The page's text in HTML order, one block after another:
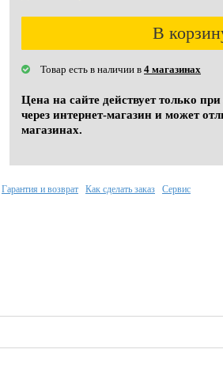
В
Товар есть в наличии в 4 магазинах
Цена на сайте действует только
через интернет-магазин и может
магазинах.
Гарантия и возврат Как сделать заказ Сервис